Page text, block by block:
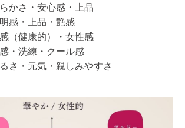
かさ・安心感・上品
感・上品・艶感
（健康的）・女性感
・洗練・クール感
さ・元気・親しみやすさ